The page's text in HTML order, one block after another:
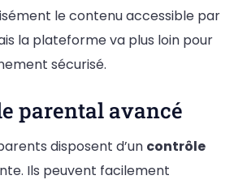
le contenu accessible par
la plateforme va plus loin pour
sécurisé.
parental avancé
disposent d’un contrôle
Ils peuvent facilement